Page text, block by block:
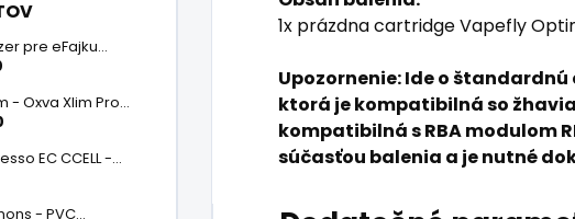
pre eFajku
Plus
- Oxva Xlim Pro
V3 Top Fill 2ml
EC CCELL -
atomizér
- PVC
1x prázdna cartridge Vapefly
Upozornenie: Ide o
ktorá je kompatibilná so
kompatibilná s RBA modulom
súčasťou balenia a je nutné